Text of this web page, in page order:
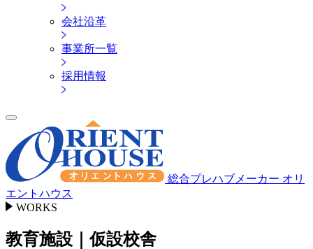
会社沿革
事業所一覧
採用情報
総合プレハブメーカー オリ
エントハウス
WORKS
教育施設｜仮設校舎